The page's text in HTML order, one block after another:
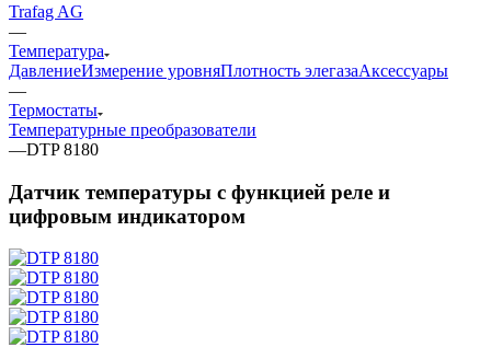
Trafag AG
—
Температура
ДавлениеИзмерение уровняПлотность элегазаАксессуары
—
Термостаты
Температурные преобразователи
—DTP 8180
Датчик температуры с функцией реле и
цифровым индикатором